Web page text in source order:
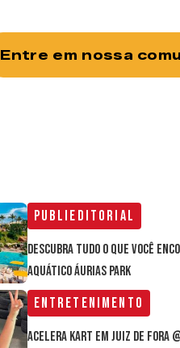
Entre em nossa
Publieditorial
Descubra tudo o que você
aquático Áurias Park
Entretenimento
Acelera Kart em Juiz de Fora